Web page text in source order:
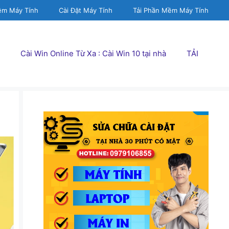
Máy Tính Cài Đặt Máy Tính Tải Phần Mềm Máy Tính
Cài Win Online Từ Xa : Cài Win 10 tại nhà TẢI